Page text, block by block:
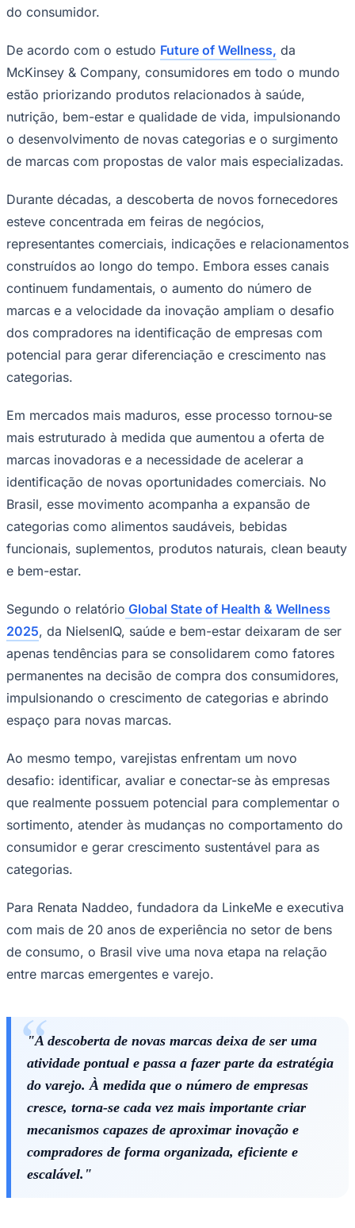
Corinthians
Palmeiras
São Paulo
do consumidor.
De acordo com o estudo Future of Wellness, da
McKinsey & Company, consumidores em todo o mundo
estão priorizando produtos relacionados à saúde,
nutrição, bem-estar e qualidade de vida, impulsionando
o desenvolvimento de novas categorias e o surgimento
de marcas com propostas de valor mais especializadas.
Durante décadas, a descoberta de novos fornecedores
esteve concentrada em feiras de negócios,
representantes comerciais, indicações e relacionamentos
construídos ao longo do tempo. Embora esses canais
continuem fundamentais, o aumento do número de
marcas e a velocidade da inovação ampliam o desafio
dos compradores na identificação de empresas com
potencial para gerar diferenciação e crescimento nas
categorias.
Em mercados mais maduros, esse processo tornou-se
mais estruturado à medida que aumentou a oferta de
marcas inovadoras e a necessidade de acelerar a
identificação de novas oportunidades comerciais. No
Brasil, esse movimento acompanha a expansão de
categorias como alimentos saudáveis, bebidas
funcionais, suplementos, produtos naturais, clean beauty
e bem-estar.
Segundo o relatório Global State of Health & Wellness
2025, da NielsenIQ, saúde e bem-estar deixaram de ser
apenas tendências para se consolidarem como fatores
permanentes na decisão de compra dos consumidores,
impulsionando o crescimento de categorias e abrindo
espaço para novas marcas.
Ao mesmo tempo, varejistas enfrentam um novo
desafio: identificar, avaliar e conectar-se às empresas
que realmente possuem potencial para complementar o
sortimento, atender às mudanças no comportamento do
consumidor e gerar crescimento sustentável para as
categorias.
Para Renata Naddeo, fundadora da LinkeMe e executiva
com mais de 20 anos de experiência no setor de bens
de consumo, o Brasil vive uma nova etapa na relação
entre marcas emergentes e varejo.
"A descoberta de novas marcas deixa de ser uma
atividade pontual e passa a fazer parte da estratégia
do varejo. À medida que o número de empresas
cresce, torna-se cada vez mais importante criar
mecanismos capazes de aproximar inovação e
compradores de forma organizada, eficiente e
escalável."